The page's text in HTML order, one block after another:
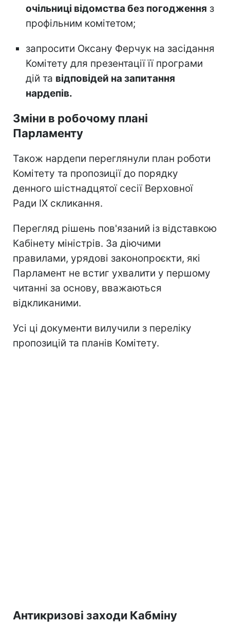
очільниці відомства без погодження з
профільним комітетом;
запросити Оксану Ферчук на засідання
Комітету для презентації її програми
дій та відповідей на запитання
нардепів.
Зміни в робочому плані
Парламенту
Також нардепи переглянули план роботи
Комітету та пропозиції до порядку
денного шістнадцятої сесії Верховної
Ради IX скликання.
Перегляд рішень пов'язаний із відставкою
Кабінету міністрів. За діючими
правилами, урядові законопроєкти, які
Парламент не встиг ухвалити у першому
читанні за основу, вважаються
відкликаними.
Усі ці документи вилучили з переліку
пропозицій та планів Комітету.
Антикризові заходи Кабміну